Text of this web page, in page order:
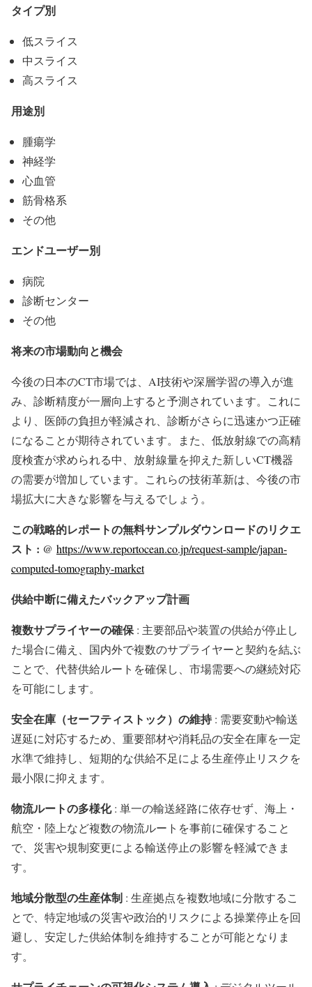
タイプ別
低スライス
中スライス
高スライス
用途別
腫瘍学
神経学
心血管
筋骨格系
その他
エンドユーザー別
病院
診断センター
その他
将来の市場動向と機会
今後の日本のCT市場では、AI技術や深層学習の導入が進
み、診断精度が一層向上すると予測されています。これに
より、医師の負担が軽減され、診断がさらに迅速かつ正確
になることが期待されています。また、低放射線での高精
度検査が求められる中、放射線量を抑えた新しいCT機器
の需要が増加しています。これらの技術革新は、今後の市
場拡大に大きな影響を与えるでしょう。
この戦略的レポートの無料サンプルダウンロードのリクエ
スト : @ https://www.reportocean.co.jp/request-sample/japan-
computed-tomography-market
供給中断に備えたバックアップ計画
複数サプライヤーの確保 : 主要部品や装置の供給が停止し
た場合に備え、国内外で複数のサプライヤーと契約を結ぶ
ことで、代替供給ルートを確保し、市場需要への継続対応
を可能にします。
安全在庫（セーフティストック）の維持: 需要変動や輸送
遅延に対応するため、重要部材や消耗品の安全在庫を一定
水準で維持し、短期的な供給不足による生産停止リスクを
最小限に抑えます。
物流ルートの多様化: 単一の輸送経路に依存せず、海上・
航空・陸上など複数の物流ルートを事前に確保すること
で、災害や規制変更による輸送停止の影響を軽減できま
す。
地域分散型の生産体制 : 生産拠点を複数地域に分散するこ
とで、特定地域の災害や政治的リスクによる操業停止を回
避し、安定した供給体制を維持することが可能となりま
す。